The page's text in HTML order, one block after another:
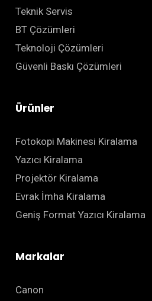
Teknik Servis
BT Çözümleri
Teknoloji Çözümleri
Güvenli Baskı Çözümleri
Ürünler
Fotokopi Makinesi Kiralama
Yazıcı Kiralama
Projektör Kiralama
Evrak İmha Kiralama
Geniş Format Yazıcı Kiralama
Markalar
Canon